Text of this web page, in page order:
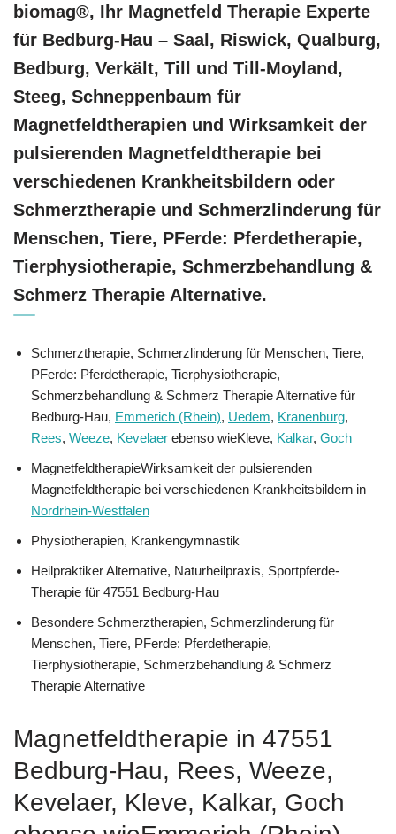
biomag®, Ihr Magnetfeld Therapie Experte
für Bedburg-Hau – Saal, Riswick, Qualburg,
Bedburg, Verkält, Till und Till-Moyland,
Steeg, Schneppenbaum für
Magnetfeldtherapien und Wirksamkeit der
pulsierenden Magnetfeldtherapie bei
verschiedenen Krankheitsbildern oder
Schmerztherapie und Schmerzlinderung für
Menschen, Tiere, PFerde: Pferdetherapie,
Tierphysiotherapie, Schmerzbehandlung &
Schmerz Therapie Alternative.
Schmerztherapie, Schmerzlinderung für Menschen, Tiere,
PFerde: Pferdetherapie, Tierphysiotherapie,
Schmerzbehandlung & Schmerz Therapie Alternative für
Bedburg-Hau, Emmerich (Rhein), Uedem, Kranenburg,
Rees, Weeze, Kevelaer ebenso wieKleve, Kalkar, Goch
MagnetfeldtherapieWirksamkeit der pulsierenden
Magnetfeldtherapie bei verschiedenen Krankheitsbildern in
Nordrhein-Westfalen
Physiotherapien, Krankengymnastik
Heilpraktiker Alternative, Naturheilpraxis, Sportpferde-
Therapie für 47551 Bedburg-Hau
Besondere Schmerztherapien, Schmerzlinderung für
Menschen, Tiere, PFerde: Pferdetherapie,
Tierphysiotherapie, Schmerzbehandlung & Schmerz
Therapie Alternative
Magnetfeldtherapie in 47551
Bedburg-Hau, Rees, Weeze,
Kevelaer, Kleve, Kalkar, Goch